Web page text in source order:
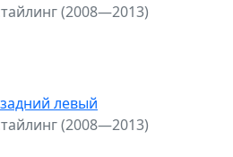
(2008—2013)
левый
(2008—2013)